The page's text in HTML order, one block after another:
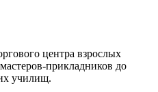
центра взрослых
прикладников до
училищ.